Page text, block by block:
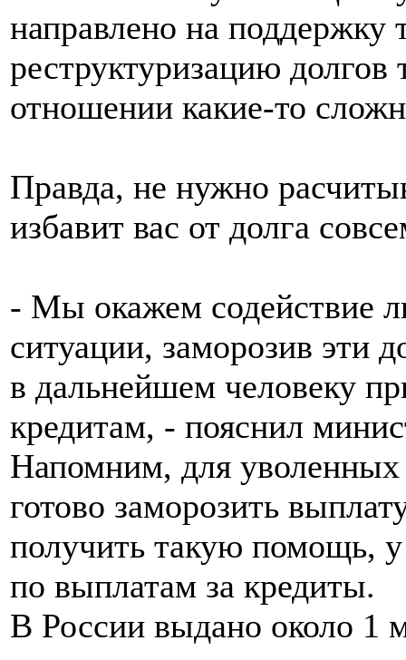
направлено на поддержку
реструктуризацию
отношении какие-то
Правда, не нужно
избавит вас от долга
- Мы окажем содействие
ситуации, заморозив эти
в дальнейшем человеку
кредитам, - пояснил
Напомним, для уволенных
готово заморозить
получить такую помощь,
по выплатам за кредиты.
В России выдано около 1